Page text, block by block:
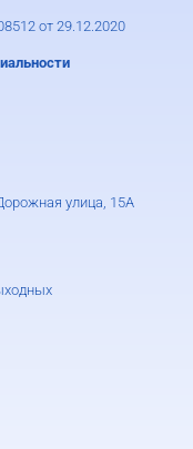
от 29.12.2020
улица, 15А